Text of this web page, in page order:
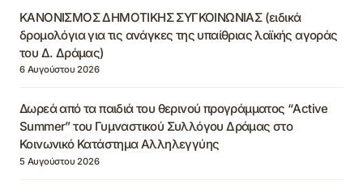
ΚΑΝΟΝΙΣΜΟΣ ΔΗΜΟΤΙΚΗΣ ΣΥΓΚΟΙΝΩΝΙΑΣ (ειδικά
δρομολόγια για τις ανάγκες της υπαίθριας λαϊκής αγοράς
του Δ. Δράμας)
6 Αυγούστου 2026
Δωρεά από τα παιδιά του θερινού προγράμματος “Active
Summer” του Γυμναστικού Συλλόγου Δράμας στο
Κοινωνικό Κατάστημα Αλληλεγγύης
5 Αυγούστου 2026